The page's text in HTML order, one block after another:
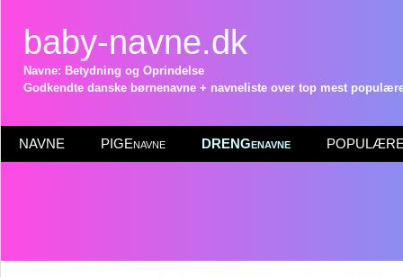
baby-navne.dk
Navne: Betydning og Oprindelse
Godkendte danske børnenavne + navneliste over top mest
NAVNE PIGEnavne DRENGenavne POPULÆRE